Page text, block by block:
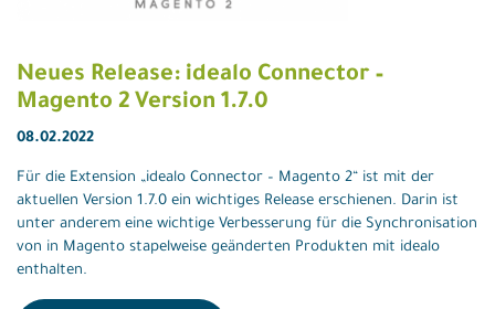
Neues Release: idealo Connector –
Magento 2 Version 1.7.0
08.02.2022
Für die Extension „idealo Connector – Magento 2“ ist mit der
aktuellen Version 1.7.0 ein wichtiges Release erschienen. Darin ist
unter anderem eine wichtige Verbesserung für die Synchronisation
von in Magento stapelweise geänderten Produkten mit idealo
enthalten.